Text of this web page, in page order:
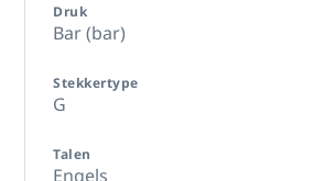
Druk
Bar (bar)
Stekkertype
G
Talen
Engels